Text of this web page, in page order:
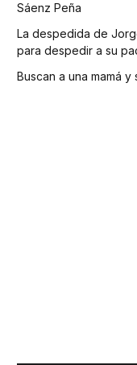
Sáenz Peña
La despedida de
para despedir a su
Buscan a una mamá